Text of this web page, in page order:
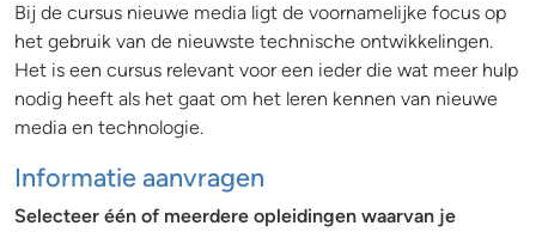
Bij de cursus nieuwe media ligt de voornamelijke focus op
het gebruik van de nieuwste technische ontwikkelingen.
Het is een cursus relevant voor een ieder die wat meer hulp
nodig heeft als het gaat om het leren kennen van nieuwe
media en technologie.
Informatie aanvragen
Selecteer één of meerdere opleidingen waarvan je